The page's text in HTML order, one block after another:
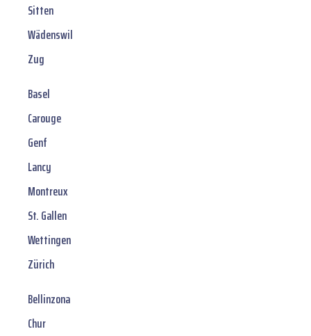
Sitten
Wädenswil
Zug
Basel
Carouge
Genf
Lancy
Montreux
St. Gallen
Wettingen
Zürich
Bellinzona
Chur